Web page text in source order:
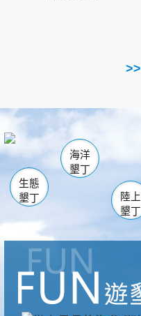
海生館
恆春
龍鑾潭自然中
瓊麻館
關山
白砂
生態
墾丁
海洋
墾丁
陸上
墾丁